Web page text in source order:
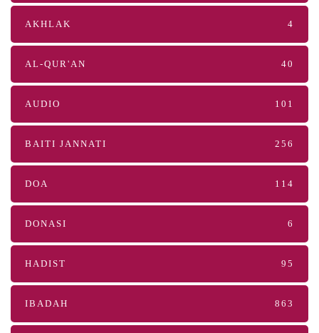
AKHLAK 4
AL-QUR'AN 40
AUDIO 101
BAITI JANNATI 256
DOA 114
DONASI 6
HADIST 95
IBADAH 863